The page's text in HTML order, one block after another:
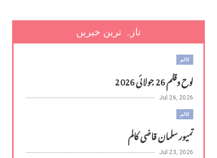
تازہ ترین خبریں
کالم
لوح وقلم 26 جولائی 2026
Jul 26, 2026
کالم
تمیور سلمان قاضی کالم
Jul 23, 2026